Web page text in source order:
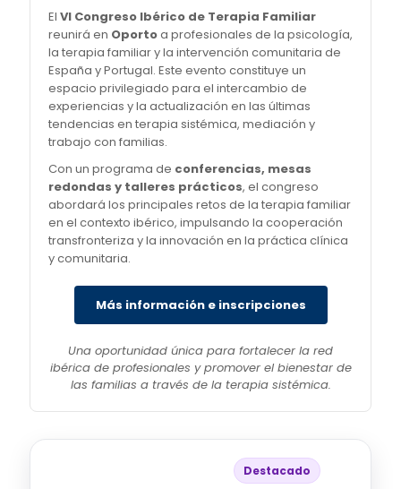
El VI Congreso Ibérico de Terapia Familiar
reunirá en Oportoa profesionales de la psicología,
la terapia familiar y la intervención comunitaria de
España y Portugal. Este evento constituye un
espacio privilegiado para el intercambio de
experiencias y la actualización en las últimas
tendencias en terapia sistémica, mediación y
trabajo con familias.
Con un programa de conferencias, mesas
redondas y talleres prácticos, el congreso
abordará los principales retos de la terapia familiar
en el contexto ibérico, impulsando la cooperación
transfronteriza y la innovación en la práctica clínica
y comunitaria.
Más información e inscripciones
Una oportunidad única para fortalecer la red
ibérica de profesionales y promover el bienestar de
las familias a través de la terapia sistémica.
Destacado